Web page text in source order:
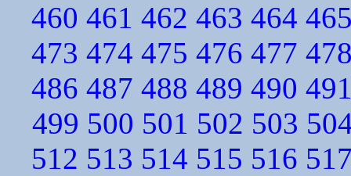
460 461 462 463 464
473 474 475 476 477
486 487 488 489 490
499 500 501 502 503
512 513 514 515 516